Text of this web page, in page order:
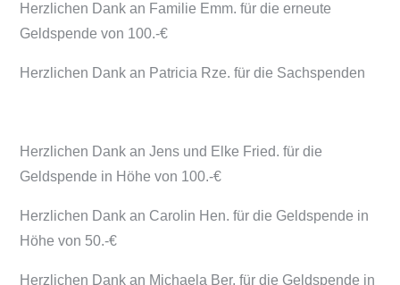
Herzlichen Dank an Familie Emm. für die erneute
Geldspende von 100.-€
Herzlichen Dank an Patricia Rze. für die Sachspenden
Herzlichen Dank an Jens und Elke Fried. für die
Geldspende in Höhe von 100.-€
Herzlichen Dank an Carolin Hen. für die Geldspende in
Höhe von 50.-€
Herzlichen Dank an Michaela Ber. für die Geldspende in